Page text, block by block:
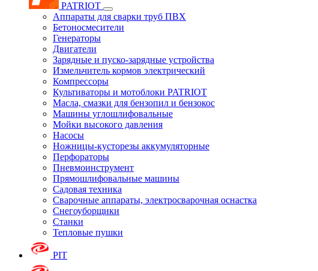
PATRIOT
Аппараты для сварки труб ПВХ
Бетоносмесители
Генераторы
Двигатели
Зарядные и пуско-зарядные устройства
Измельчитель кормов электрический
Компрессоры
Культиваторы и мотоблоки PATRIOT
Масла, смазки для бензопил и бензокос
Машины углошлифовальные
Мойки высокого давления
Насосы
Ножницы-кусторезы аккумуляторные
Перфораторы
Пневмоинструмент
Прямошлифовальные машины
Садовая техника
Сварочные аппараты, электросварочная оснастка
Снегоуборщики
Станки
Тепловые пушки
PIT